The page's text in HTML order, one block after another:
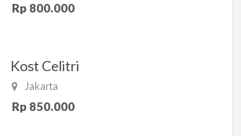
Rp 800.000
Kost Celitri
Jakarta
Rp 850.000